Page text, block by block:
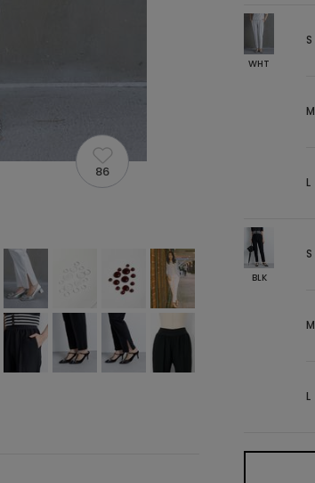
WHT
S
M
L
BLK
S
M
L
86